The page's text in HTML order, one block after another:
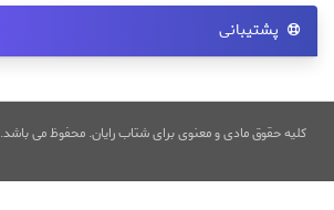
پشتیبانی
کلیه حقوق مادی و معنوی برای شتاب رایان. محفوظ می باشد.